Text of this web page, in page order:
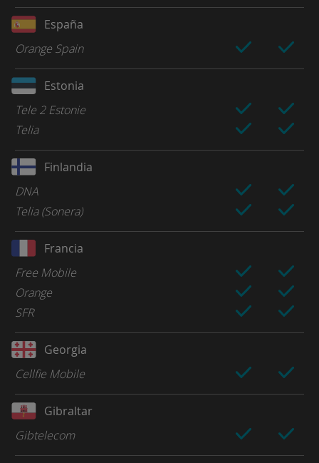
España
Orange Spain
Estonia
Tele 2 Estonie
Telia
Finlandia
DNA
Telia (Sonera)
Francia
Free Mobile
Orange
SFR
Georgia
Cellfie Mobile
Gibraltar
Gibtelecom